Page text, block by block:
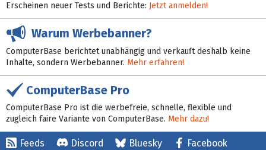
Erscheinen neuer Tests und Berichte: Jetzt anmelden!
Warum Werbebanner?
ComputerBase berichtet unabhängig und verkauft deshalb keine
Inhalte, sondern Werbebanner. Mehr erfahren!
ComputerBase Pro
ComputerBase Pro ist die werbefreie, schnelle, flexible und
zugleich faire Variante von ComputerBase. Mehr dazu!
Feeds Discord Bluesky
Facebook